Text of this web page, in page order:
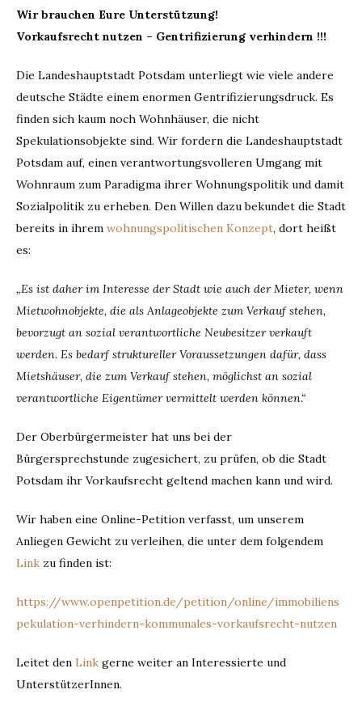
Wir brauchen Eure Unterstützung!
Vorkaufsrecht nutzen – Gentrifizierung verhindern !!!
Die Landeshauptstadt Potsdam unterliegt wie viele andere
deutsche Städte einem enormen Gentrifizierungsdruck. Es
finden sich kaum noch Wohnhäuser, die nicht
Spekulationsobjekte sind. Wir fordern die Landeshauptstadt
Potsdam auf, einen verantwortungsvolleren Umgang mit
Wohnraum zum Paradigma ihrer Wohnungspolitik und damit
Sozialpolitik zu erheben. Den Willen dazu bekundet die Stadt
bereits in ihrem wohnungspolitischen Konzept, dort heißt
es:
„Es ist daher im Interesse der Stadt wie auch der Mieter, wenn
Mietwohnobjekte, die als Anlageobjekte zum Verkauf stehen,
bevorzugt an sozial verantwortliche Neubesitzer verkauft
werden. Es bedarf struktureller Voraussetzungen dafür, dass
Mietshäuser, die zum Verkauf stehen, möglichst an sozial
verantwortliche Eigentümer vermittelt werden können.“
Der Oberbürgermeister hat uns bei der
Bürgersprechstunde zugesichert, zu prüfen, ob die Stadt
Potsdam ihr Vorkaufsrecht geltend machen kann und wird.
Wir haben eine Online-Petition verfasst, um unserem
Anliegen Gewicht zu verleihen, die unter dem folgendem
Link zu finden ist:
https://www.openpetition.de/petition/online/immobiliens
pekulation-verhindern-kommunales-vorkaufsrecht-nutzen
Leitet den Link gerne weiter an Interessierte und
UnterstützerInnen.